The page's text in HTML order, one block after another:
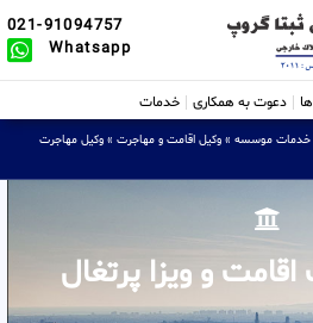
021-91094757
Whatsapp
دعوت به همکاری خدمات
خدمات موسسه » وکیل اقامت و مهاجرت » وکیل مهاجرت
و ویزا پرتغال